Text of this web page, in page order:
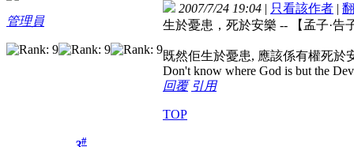
管理員
2007/7/24 19:04 | 只看該作者 |
生於憂患，死於安樂 -- 【孟子·告
既然佢生於憂患, 應該係有權死於
Don't know where God is but the
回覆 引用
TOP
#